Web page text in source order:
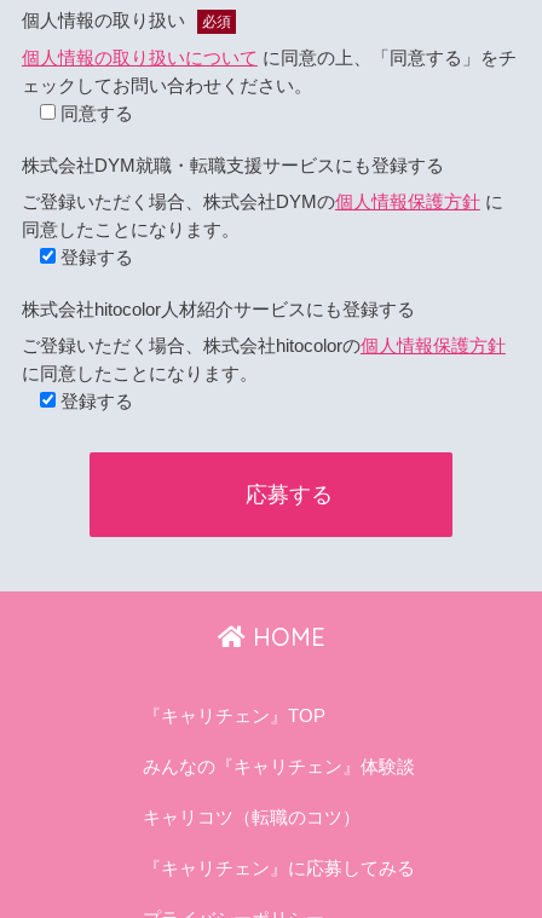
個人情報の取り扱い 必須
個人情報の取り扱いについて に同意の上、「同意する」をチ
ェックしてお問い合わせください。
同意する
株式会社DYM就職・転職支援サービスにも登録する
ご登録いただく場合、株式会社DYMの個人情報保護方針に
同意したことになります。
登録する
株式会社hitocolor人材紹介サービスにも登録する
ご登録いただく場合、株式会社hitocolorの個人情報保護方針
に同意したことになります。
登録する
HOME
『キャリチェン』TOP
みんなの『キャリチェン』体験談
キャリコツ（転職のコツ）
『キャリチェン』に応募してみる